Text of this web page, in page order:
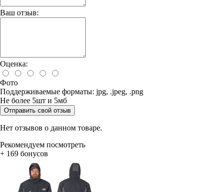
Ваш отзыв:
Оценка:
Фото
Поддерживаемые форматы: jpg, .jpeg, .png
Не более 5шт и 5мб
Отправить свой отзыв
Нет отзывов о данном товаре.
Рекомендуем посмотреть
+ 169 бонусов